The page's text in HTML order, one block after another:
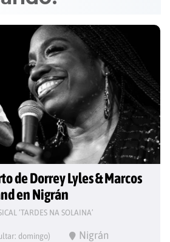
de Dorrey Lyles & Marcos
en Nigrán
‘TARDES NA SOLAINA’
domingo) Nigrán